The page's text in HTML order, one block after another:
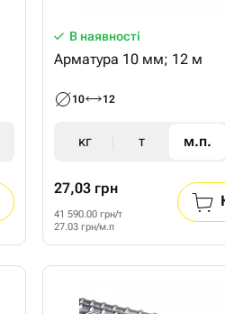
В наявності
Арматура 10 мм; 12 м
10 12
кг т м.п.
27,03 грн
41 590.00 грн/т
27.03 грн/м.п